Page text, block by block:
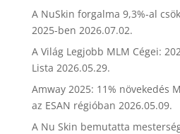
A NuSkin forgalma 9,3%-al
2025-ben 2026.07.02.
A Világ Legjobb MLM Cégei:
Lista 2026.05.29.
Amway 2025: 11% növekedés
az ESAN régióban 2026.05.09.
A Nu Skin bemutatta